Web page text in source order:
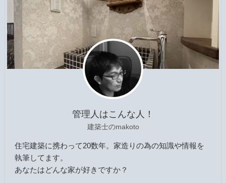
管理人はこんな人！
建築士のmakoto
住宅建築に携わって20数年。家造りの為の知識や情報を
執筆してます。
あなたはどんな家が好きですか？